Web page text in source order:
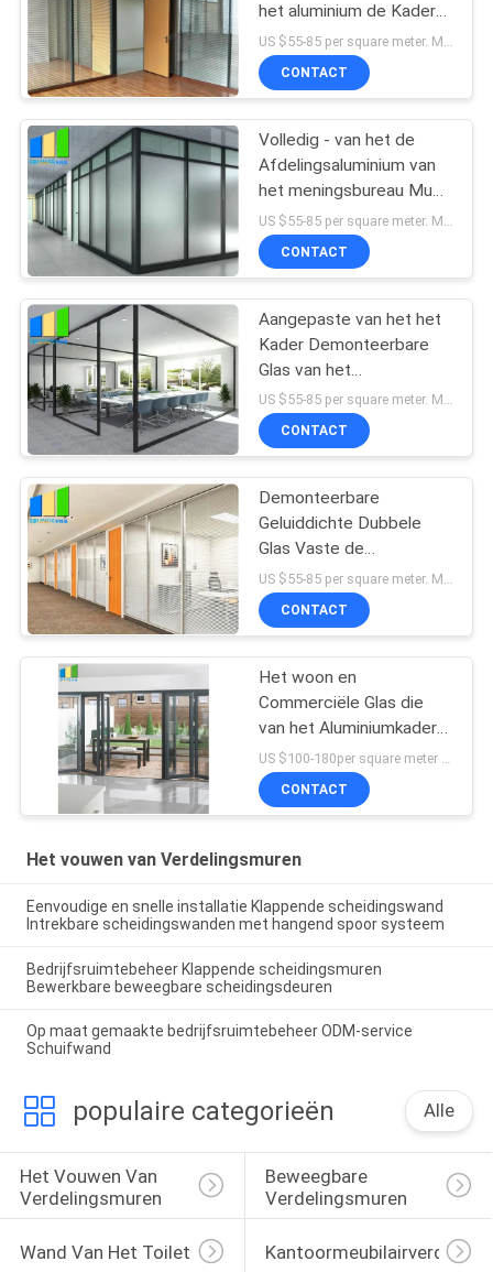
het aluminium de Kader
Vaste Glas Muur van de
de Scheidingsverdeling
CONTACT
Volledig - van het de
Afdelingsaluminium van
het meningsbureau Muur
van de het Kader de Glas
Vaste Verdeling voor
Vergaderzaal
CONTACT
Aangepaste van het het
Kader Demonteerbare
Glas van het
Bureaualuminium de
Verdelings Volledige
Hoogte
US $55-85 per square meter. MOQ:Geen MOQ, 1 vierkante ook beschikbare meter.
CONTACT
Demonteerbare
Geluiddichte Dubbele
Glas Vaste de
Verdelingsmuren van de
Bureauverdeling met
Aluminiumkader
US $55-85 per square meter. MOQ:Geen MOQ, 1 vierkante ook beschikbare meter.
CONTACT
Het woon en
Commerciële Glas die
van het Aluminiumkader
Bifold-Deurprijs glijden
CONTACT
Het vouwen van Verdelingsmuren
Eenvoudige en snelle installatie Klappende scheidingswand
Intrekbare scheidingswanden met hangend spoor systeem
Bedrijfsruimtebeheer Klappende scheidingsmuren
Bewerkbare beweegbare scheidingsdeuren
Op maat gemaakte bedrijfsruimtebeheer ODM-service
Schuifwand
populaire categorieën Alle
Het Vouwen Van
Verdelingsmuren
Beweegbare
Verdelingsmuren
Wand Van Het Toilet